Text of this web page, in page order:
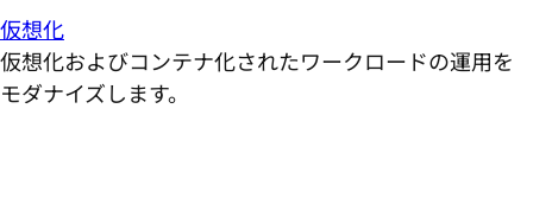
仮想化
仮想化およびコンテナ化されたワークロードの運用を
モダナイズします。